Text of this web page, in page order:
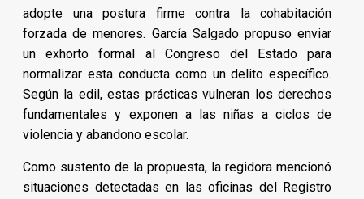
adopte una postura firme contra la cohabitación
forzada de menores. García Salgado propuso enviar
un exhorto formal al Congreso del Estado para
normalizar esta conducta como un delito específico.
Según la edil, estas prácticas vulneran los derechos
fundamentales y exponen a las niñas a ciclos de
violencia y abandono escolar.
Como sustento de la propuesta, la regidora mencionó
situaciones detectadas en las oficinas del Registro